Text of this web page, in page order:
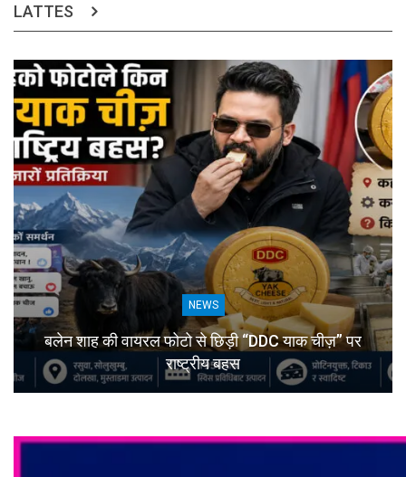
LATTES
NEWS
बलेन शाह की वायरल फोटो से छिड़ी “DDC याक चीज़” पर
राष्ट्रीय बहस